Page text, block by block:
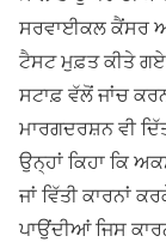
ਸਰਵਾਈਕਲ ਕੈਂਸਰ
ਟੈਸਟ ਮੁਫ਼ਤ ਕੀਤੇ
ਸਟਾਫ਼ ਵੱਲੋਂ ਜਾਂਚ
ਮਾਰਗਦਰਸ਼ਨ ਵੀ
ਉਨ੍ਹਾਂ ਕਿਹਾ ਕਿ
ਜਾਂ ਵਿੱਤੀ ਕਾਰਨਾਂ
ਪਾਉਂਦੀਆਂ ਜਿਸ